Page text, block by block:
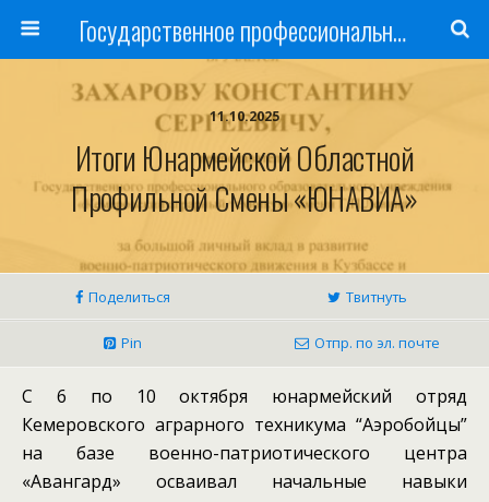
Государственное профессиональное образовательное учреждение
11.10.2025
Итоги Юнармейской Областной
Профильной Смены «ЮНАВИА»
Поделиться Твитнуть
Pin Отпр. по эл. почте
С 6 по 10 октября юнармейский отряд
Кемеровского аграрного техникума “Аэробойцы”
на базе военно-патриотического центра
«Авангард» осваивал начальные навыки